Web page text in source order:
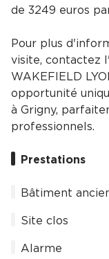
de 3249 euros
Pour plus
visite, contactez
WAKEFIELD
opportunité
à Grigny,
professionnels.
Prestations
Bâtiment
Site clos
Alarme